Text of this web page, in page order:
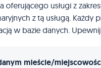
oferującego usługi z
z tą usługą. Każdy
w bazie danych.
mieście/